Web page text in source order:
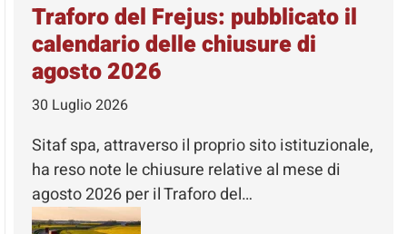
Traforo del Frejus: pubblicato il
calendario delle chiusure di
agosto 2026
30 Luglio 2026
Sitaf spa, attraverso il proprio sito istituzionale,
ha reso note le chiusure relative al mese di
agosto 2026 per il Traforo del…